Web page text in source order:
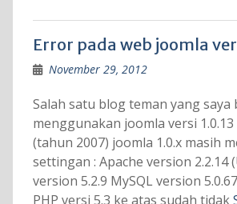
Error pada web joomla
November 29, 2012
Salah satu blog teman yang saya
menggunakan joomla versi 1.0.13
(tahun 2007) joomla 1.0.x masih
settingan : Apache version 2.2.14
version 5.2.9 MySQL version
PHP versi 5.3 ke atas sudah tidak